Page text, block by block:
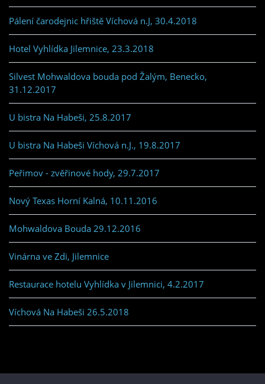
Pálení čarodejnic hřiště Víchová n.J, 30.4.2018
Hotel Vyhlídka Jilemnice, 23.3.2018
Silvest Mohwaldova bouda pod Žalým, Benecko,
31.12.2017
U bistra Na Habeši, 25.8.2017
U bistra Na Habeši Víchová n.J., 19.8.2017
Peřimov - zvěřinové hody, 29.7.2017
Nový Texas Horní Kalná, 10.11.2016
Mohwaldova Bouda 29.12.2016
Vinárna ve Zdi, Jilemnice
Restaurace hotelu Vyhlídka v Jilemnici, 4.2.2017
Víchová Na Habeši 26.5.2018